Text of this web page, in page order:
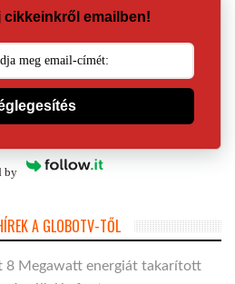
cikkeinkről emailben!
by
A GLOBOTV-TŐL
8 Megawatt energiát takarított